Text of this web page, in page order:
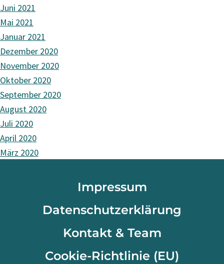
Juni 2021
Mai 2021
Januar 2021
Dezember 2020
November 2020
Oktober 2020
September 2020
August 2020
Juli 2020
April 2020
März 2020
Impressum
Datenschutzerklärung
Kontakt & Team
Cookie-Richtlinie (EU)